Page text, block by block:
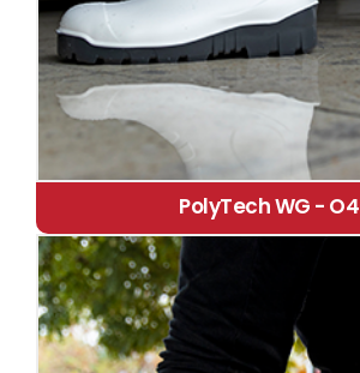
PolyTech WG - O4